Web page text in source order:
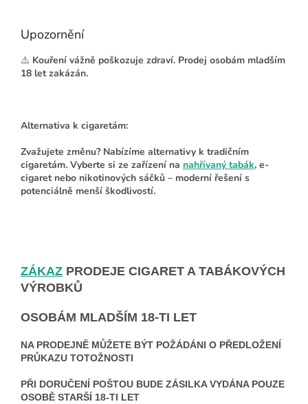
Upozornění
⚠️ Kouření vážně poškozuje zdraví. Prodej osobám mladším
18 let zakázán.
Alternativa k cigaretám:
Zvažujete změnu?Nabízíme alternativy k tradičním
cigaretám. Vyberte si ze zařízení na nahřívaný tabák, e-
cigaret nebo nikotinových sáčků – moderní řešení s
potenciálně menší škodlivostí.
ZÁKAZ PRODEJE CIGARET A TABÁKOVÝCH
VÝROBKŮ
OSOBÁM MLADŠÍM 18-TI LET
NA PRODEJNĚ MŮŽETE BÝT POŽÁDÁNI O PŘEDLOŽENÍ
PRŮKAZU TOTOŽNOSTI
PŘI DORUČENÍ POŠTOU BUDE ZÁSILKA VYDÁNA POUZE
OSOBĚ STARŠÍ 18-TI LET